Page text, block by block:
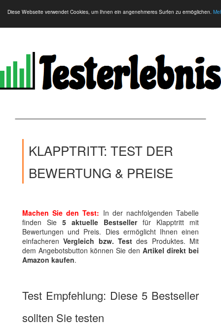
Diese Webseite verwendet Cookies, um Ihnen ein angenehmeres Surfen zu ermöglichen.
KLAPPTRITT: TEST DER
BEWERTUNG & PREISE
Machen Sie den Test: In der nachfolgenden Tabelle
finden Sie 5 aktuelle Bestsellerfür Klapptritt mit
Bewertungen und Preis. Dies ermöglicht Ihnen einen
einfacherenVergleich bzw. Test des Produktes. Mit
dem Angebotsbutton können Sie den Artikel direkt bei
Amazon kaufen.
Test Empfehlung: Diese 5 Bestseller
sollten Sie testen